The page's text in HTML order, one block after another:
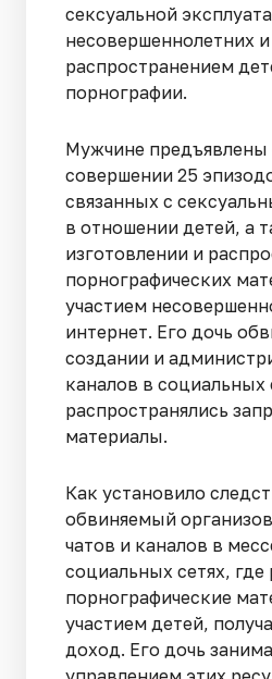
сексуальной
несовершеннолетних и
распространением
порнографии.
Мужчине предъявлены
совершении 25
связанных с
в отношении детей, а
изготовлении и
порнографических
участием
интернет. Его дочь
создании и
каналов в социальных
распространялись
материалы.
Как установило
обвиняемый
чатов и каналов в
социальных сетях,
порнографические
участием детей,
доход. Его дочь